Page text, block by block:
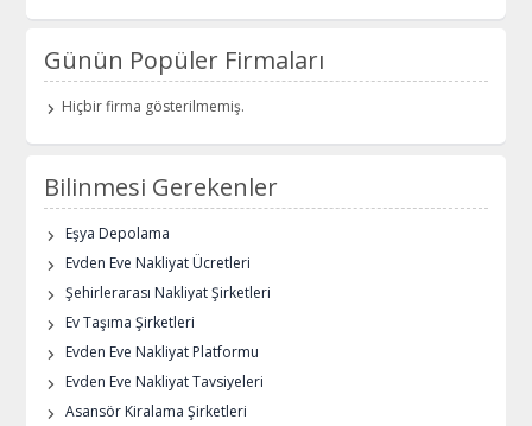
Günün Popüler Firmaları
Hiçbir firma gösterilmemiş.
Bilinmesi Gerekenler
Eşya Depolama
Evden Eve Nakliyat Ücretleri
Şehirlerarası Nakliyat Şirketleri
Ev Taşıma Şirketleri
Evden Eve Nakliyat Platformu
Evden Eve Nakliyat Tavsiyeleri
Asansör Kiralama Şirketleri